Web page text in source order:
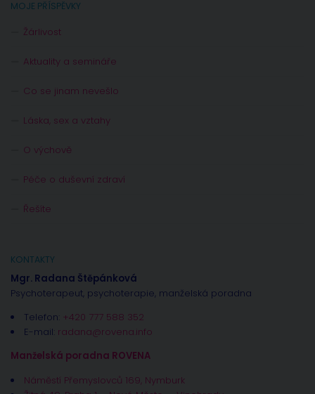
MOJE PŘÍSPĚVKY
Žárlivost
Aktuality a semináře
Co se jinam nevešlo
Láska, sex a vztahy
O výchově
Péče o duševní zdraví
Řešíte
KONTAKTY
Mgr. Radana Štěpánková
Psychoterapeut, psychoterapie, manželská poradna
Telefon: +420 777 588 352
E-mail: radana@rovena.info
Manželská poradna ROVENA
Náměstí Přemyslovců 169, Nymburk